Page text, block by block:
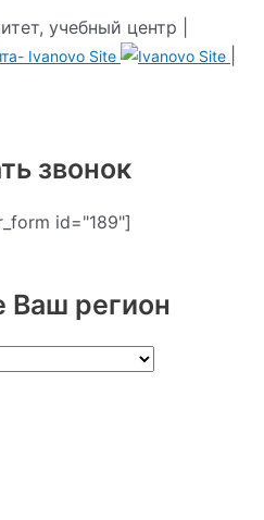
учебный центр |
Ivanovo Site
звонок
id="189"]
Ваш регион